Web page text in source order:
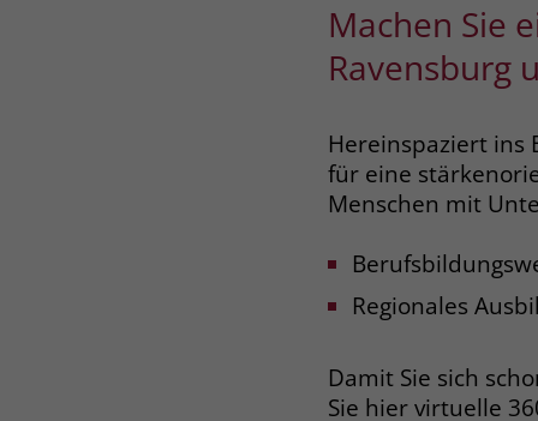
Machen Sie
Ravensburg
Hereinspaziert ins
für eine
Menschen mit
Regionales
Damit Sie sich
Sie hier virtuelle